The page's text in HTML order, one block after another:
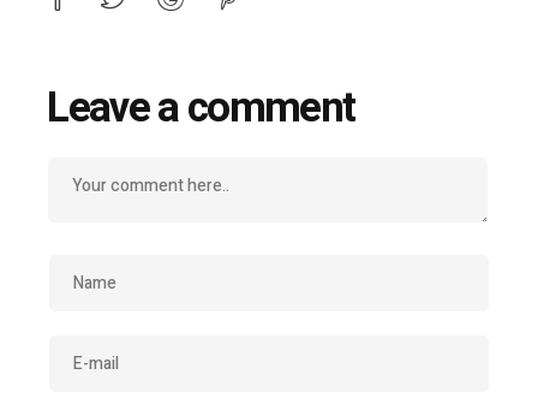
Leave a comment